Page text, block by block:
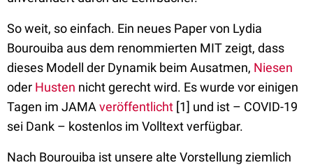
So weit, so einfach. Ein neues Paper von Lydia
Bourouiba aus dem renommierten MIT zeigt, dass
dieses Modell der Dynamik beim Ausatmen, Niesen
oder Husten nicht gerecht wird. Es wurde vor einigen
Tagen im JAMA veröffentlicht [1] und ist – COVID-19
sei Dank – kostenlos im Volltext verfügbar.
Nach Bourouiba ist unsere alte Vorstellung ziemlich